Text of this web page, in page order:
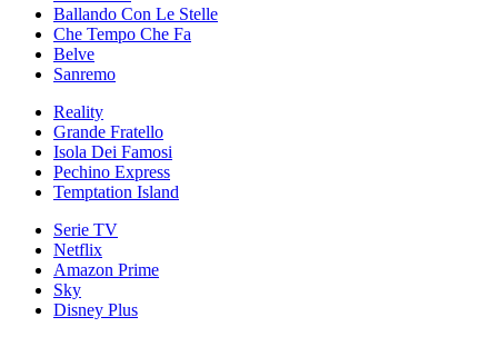
Ballando Con Le Stelle
Che Tempo Che Fa
Belve
Sanremo
Reality
Grande Fratello
Isola Dei Famosi
Pechino Express
Temptation Island
Serie TV
Netflix
Amazon Prime
Sky
Disney Plus